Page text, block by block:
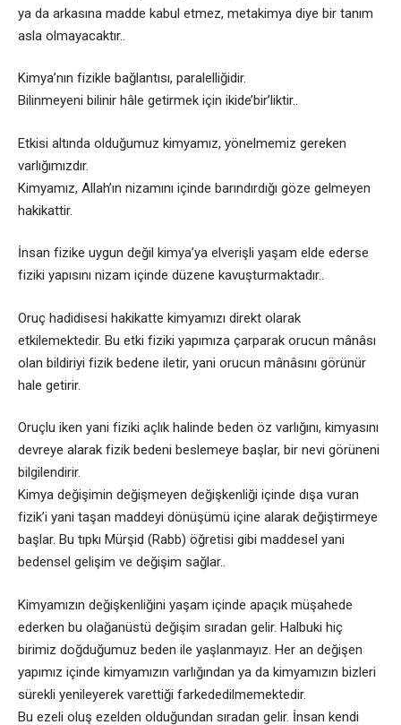
ya da arkasına madde kabul etmez, metakimya diye bir tanım
asla olmayacaktır..
Kimya’nın fizikle bağlantısı, paralelliğidir.
Bilinmeyeni bilinir hâle getirmek için ikide’bir’liktir..
Etkisi altında olduğumuz kimyamız, yönelmemiz gereken
varlığımızdır.
Kimyamız, Allah’ın nizamını içinde barındırdığı göze gelmeyen
hakikattir.
İnsan fizike uygun değil kimya’ya elverişli yaşam elde ederse
fiziki yapısını nizam içinde düzene kavuşturmaktadır..
Oruç hadidisesi hakikatte kimyamızı direkt olarak
etkilemektedir. Bu etki fiziki yapımıza çarparak orucun mânâsı
olan bildiriyi fizik bedene iletir, yani orucun mânâsını görünür
hale getirir.
Oruçlu iken yani fiziki açlık halinde beden öz varlığını, kimyasını
devreye alarak fizik bedeni beslemeye başlar, bir nevi görüneni
bilgilendirir.
Kimya değişimin değişmeyen değişkenliği içinde dışa vuran
fizik’i yani taşan maddeyi dönüşümü içine alarak değiştirmeye
başlar. Bu tıpkı Mürşid (Rabb) öğretisi gibi maddesel yani
bedensel gelişim ve değişim sağlar..
Kimyamızın değişkenliğini yaşam içinde apaçık müşahede
ederken bu olağanüstü değişim sıradan gelir. Halbuki hiç
birimiz doğduğumuz beden ile yaşlanmayız. Her an değişen
yapımız içinde kimyamızın varlığından ya da kimyamızın bizleri
sürekli yenileyerek varettiği farkededilmemektedir.
Bu ezeli oluş ezelden olduğundan sıradan gelir. İnsan kendi